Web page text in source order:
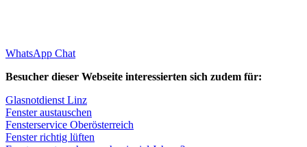
WhatsApp Chat
Besucher dieser Webseite interessierten sich zudem für:
Glasnotdienst Linz
Fenster austauschen
Fensterservice Oberösterreich
Fenster richtig lüften